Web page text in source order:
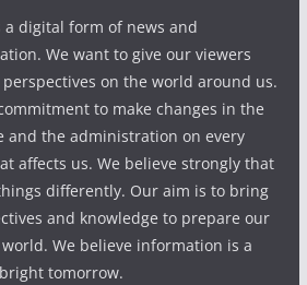
a digital form of news and
We want to give our viewers
on the world around us.
to make changes in the
and the administration on every
affects us. We believe strongly that
differently. Our aim is to bring
and knowledge to prepare our
We believe information is a
tomorrow.